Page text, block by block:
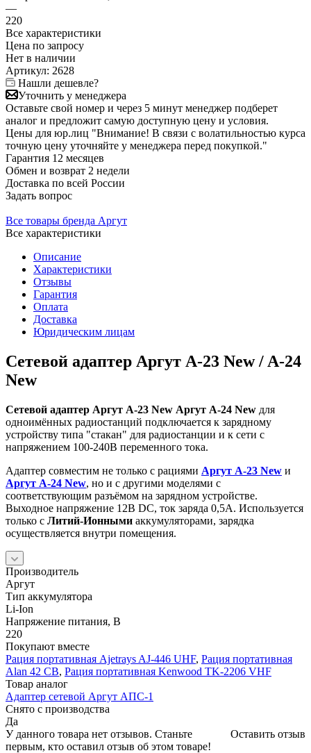
—
220
Все характеристики
Цена по запросу
Нет в наличии
Артикул: 2628
Нашли дешевле?
Уточнить у менеджера
Оставьте свой номер и через 5 минут менеджер подберет
аналог и предложит самую доступную цену и условия.
Цены для юр.лиц "Внимание! В связи с волатильностью курса
точную цену уточняйте у менеджера перед покупкой."
Гарантия 12 месяцев
Обмен и возврат 2 недели
Доставка по всей России
Задать вопрос
Все товары бренда Аргут
Все характеристики
Описание
Характеристики
Отзывы
Гарантия
Оплата
Доставка
Юридическим лицам
Сетевой адаптер Аргут А-23 New / A-24
New
Сетевой адаптер Аргут А-23 New Аргут A-24 New для
одноимённых радиостанций подключается к зарядному
устройству типа "стакан" для радиостанции и к сети с
напряжением 100-240В переменного тока.
Адаптер совместим не только с рациями Аргут А-23 New и
Аргут A-24 New, но и с другими моделями с
соответствующим разъёмом на зарядном устройстве.
Выходное напряжение 12В DC, ток заряда 0,5А. Используется
только с Литий-Ионными аккумуляторами, зарядка
осуществляется внутри помещения.
Производитель
Аргут
Тип аккумулятора
Li-Ion
Напряжение питания, В
220
Покупают вместе
Рация портативная Ajetrays AJ-446 UHF, Рация портативная
Alan 42 СВ, Рация портативная Kenwood TK-2206 VHF
Товар аналог
Адаптер сетевой Аргут АПС-1
Снято с производства
Да
Оставить отзыв
У данного товара нет отзывов. Станьте
первым, кто оставил отзыв об этом товаре!